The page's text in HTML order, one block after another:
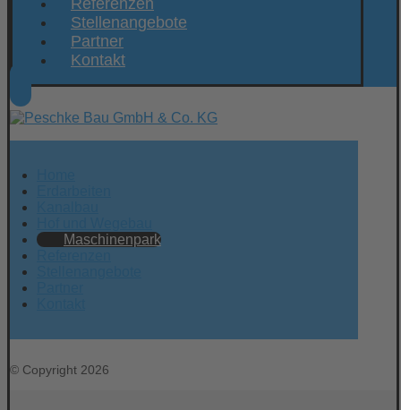
Referenzen
Stellenangebote
Partner
Kontakt
Maschinenpark
© Copyright 2026